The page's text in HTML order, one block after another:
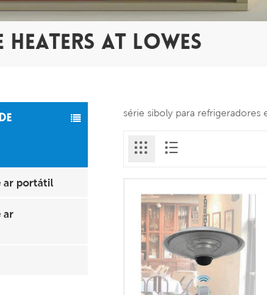
HEATERS AT LOWES
ar portátil
ar
série siboly para